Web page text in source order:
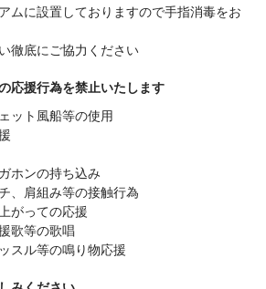
ムに設置しておりますので手指消毒をお
徹底にご協力ください
応援行為を禁止いたします
ット風船等の使用
ホンの持ち込み
、肩組み等の接触行為
がっての応援
歌等の歌唱
スル等の鳴り物応援